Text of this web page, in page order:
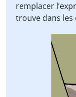
remplacer
trouve dans les
Video
Player